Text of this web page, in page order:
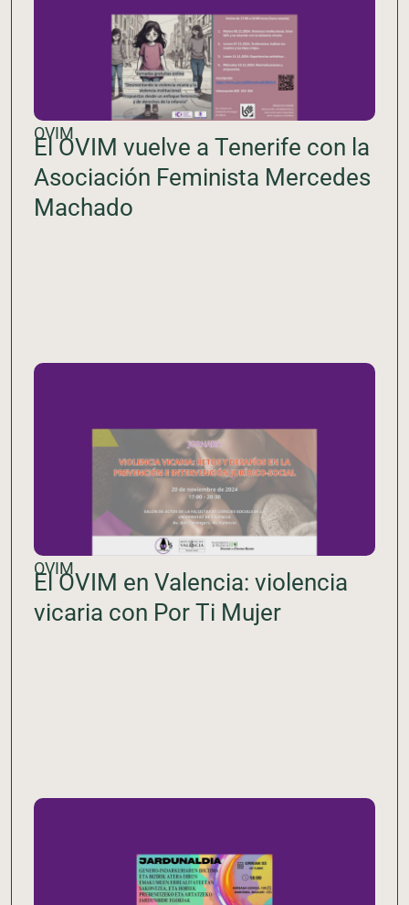
OVIM
El OVIM vuelve a Tenerife con la
Asociación Feminista Mercedes
Machado
OVIM
El OVIM en Valencia: violencia
vicaria con Por Ti Mujer